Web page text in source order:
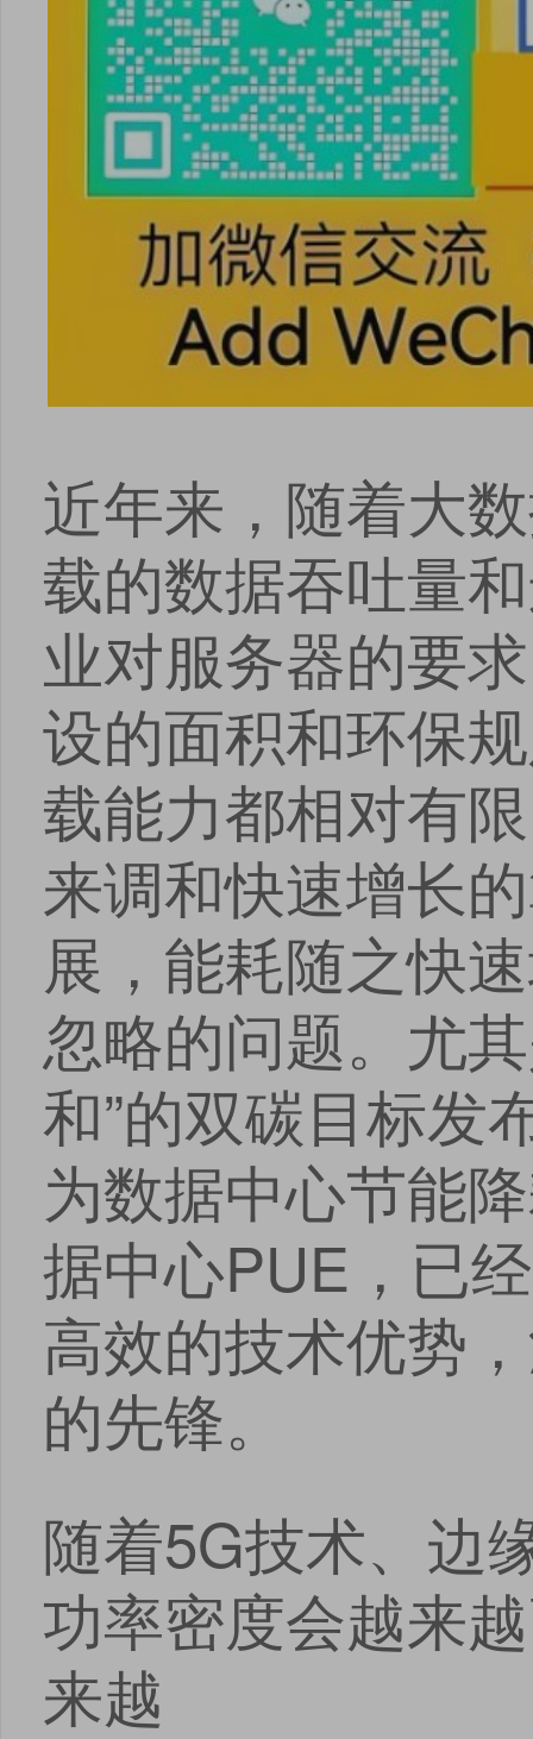
近年来，随着大
载的数据吞吐量
业对服务器的要
设的面积和环保
载能力都相对有
来调和快速增长
展，能耗随之快
忽略的问题。尤
和”的双碳目标发
为数据中心节能
据中心PUE，已
高效的技术优势
的先锋。
随着5G技术、边
功率密度会越来
来越
点击
安卓版下载
点击
iOS版下载